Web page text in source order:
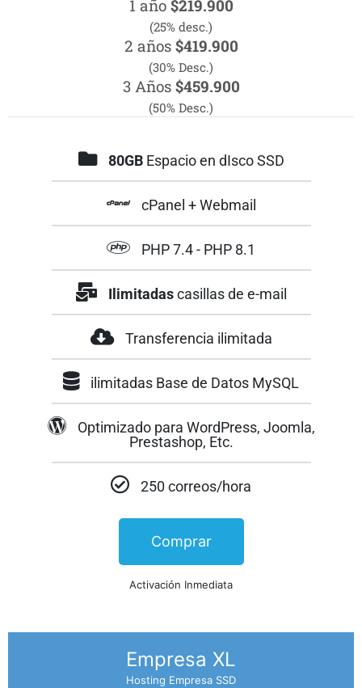
1 año $219.900
(25% desc.)
2 años $419.900
(30% Desc.)
3 Años $459.900
(50% Desc.)
80GBEspacio en dIsco SSD
cPanel + Webmail
PHP 7.4 - PHP 8.1
Ilimitadascasillas de e-mail
Transferencia ilimitada
ilimitadas Base de Datos MySQL
Optimizado para WordPress, Joomla,
Prestashop, Etc.
250 correos/hora
Comprar
Activación Inmediata
Empresa XL
Hosting Empresa SSD